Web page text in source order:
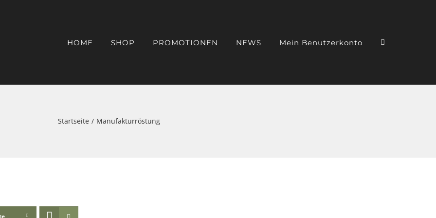
HOME SHOP PROMOTIONEN NEWS Mein Benutzerkonto
Startseite Manufakturröstung